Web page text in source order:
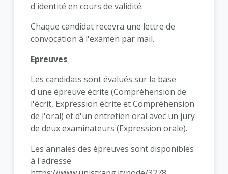
d'identité en cours de validité.
Chaque candidat recevra une lettre de
convocation à l'examen par mail.
Epreuves
Les candidats sont évalués sur la base
d'une épreuve écrite (Compréhension de
l'écrit, Expression écrite et Compréhension
de l'oral) et d'un entretien oral avec un jury
de deux examinateurs (Expression orale).
Les annales des épreuves sont disponibles
à l'adresse